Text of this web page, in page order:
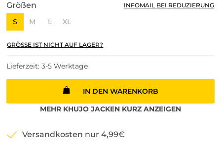
Größen
S M L XL
INFOMAIL BEI REDUZIERUNG
GRÖSSE IST NICHT AUF LAGER?
Lieferzeit: 3-5 Werktage
IN DEN WARENKORB
MEHR KHUJO JACKEN KURZ ANZEIGEN
Versandkosten nur 4,99€